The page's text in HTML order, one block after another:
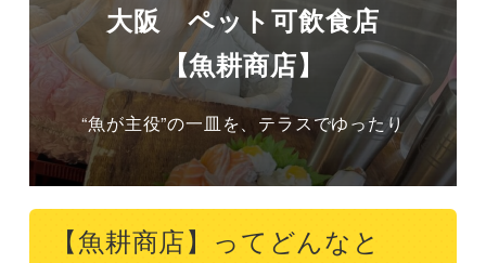
大阪 ペット可飲食店
【魚耕商店】
“魚が主役”の一皿を、テラスでゆったり
【魚耕商店】ってどんなと